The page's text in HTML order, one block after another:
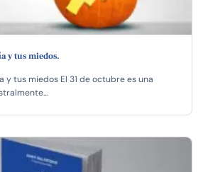
y tus miedos.
y tus miedos El 31 de octubre es una